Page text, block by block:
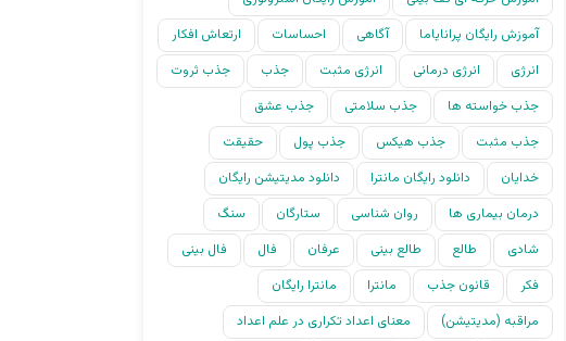
آموزش رایگان پرانایاما
آگاهی احساسات
ارتعاش افکار
انرژی
انرژی درمانی انرژی مثبت جذب
جذب ثروت
جذب خواسته ها
جذب سلامتی
جذب عشق
جذب مثبت
جذب هیکس جذب پول
حقیقت
خدایان
دانلود رایگان مانترا
دانلود مدیتیشن رایگان
درمان بیماری ها
روان شناسی ستارگان
سنگ
شادی
طالع طالع بینی عرفان فال
فال بینی
فکر
قانون جذب مانترا
مانترا رایگان
مراقبه (مدیتیشن)
معنای اعداد تکراری در علم اعداد